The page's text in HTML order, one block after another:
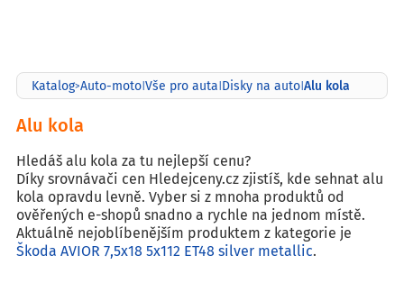
Katalog>Auto-moto|Vše pro auta|Disky na auto|Alu kola
Alu kola
Hledáš alu kola za tu nejlepší cenu?
Díky srovnávači cen Hledejceny.cz zjistíš, kde sehnat alu
kola opravdu levně. Vyber si z mnoha produktů od
ověřených e-shopů snadno a rychle na jednom místě.
Aktuálně nejoblíbenějším produktem z kategorie je
Škoda AVIOR 7,5x18 5x112 ET48 silver metallic.